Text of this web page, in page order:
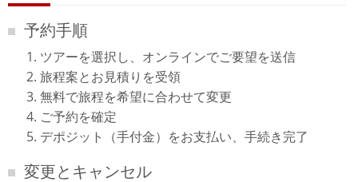
予約手順
ツアーを選択し、オンラインでご要望を送信
旅程案とお見積りを受領
無料で旅程を希望に合わせて変更
ご予約を確定
デポジット（手付金）をお支払い、手続き完了
変更とキャンセル